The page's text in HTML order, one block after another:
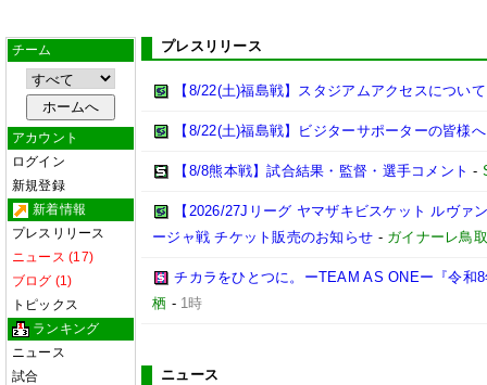
チーム
アカウント
ログイン
新規登録
新着情報
プレスリリース
ニュース (17)
ブログ (1)
トピックス
ランキング
ニュース
試合
プレスリリース
【8/22(土)福島戦】スタジアムアクセスについて
【8/22(土)福島戦】ビジターサポーターの皆様へ
【8/8熊本戦】試合結果・監督・選手コメント -
【2026/27Jリーグ ヤマザキビスケット ルヴ
ージャ戦 チケット販売のお知らせ - ガイナーレ鳥取
チカラをひとつに。ーTEAM AS ONEー『令和
栖 - 1時
ニュース